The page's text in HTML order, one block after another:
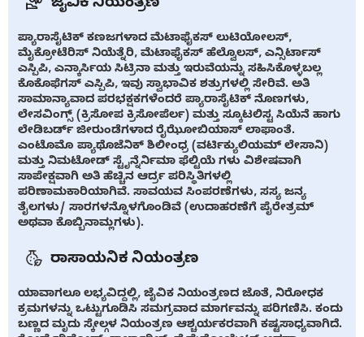
ಪ್ಯಾರಾಸೈಟಿಕ್ ಕಣಜಗಳಾದ ಮೆಟಾಫೈಕಸ್ ಲುಟಿಯೋಲಸ್,
ಮೈಕ್ರೋಟೆರಿಸ್ ನಿಯೆತ್ನೆರಿ, ಮೆಟಾಫೈಕಸ್ ಹೆಲ್ವೊಲಸ್, ಎನ್ಸಿರ್ಟಾಸ್
ಎಸ್ಪಿಪಿ, ಎನ್ಕಾರ್ಸಿಯ ಸಿಟ್ರಿನಾ ಮತ್ತು ಇರುವೆಯನ್ನು ಸಹಿಸಿಕೊಳ್ಳಬಲ್ಲ
ಕೊಕೊಫೆಗಸ್ ಎಸ್ಪಿಪಿ, ಇವು ಸ್ವಾಭಾವಿಕ ಶತ್ರುಗಳಲ್ಲಿ ಸೇರಿವೆ. ಅತಿ
ಸಾಮಾನ್ಯಾವಾದ ಪರಭಕ್ಷಕಗಳೆಂದರೆ ಪ್ಯಾರಾಸೈಟಿಕ್ ನೊಣಗಳು,
ಲೇಸವಿಂಗ್ಸ್ (ಕ್ರಿಸೋಪ ಕ್ರಿಸೋಪೆರ್ಲ) ಮತ್ತು ಸ್ಕೂಟಲಿಸ್ಟ ಸಿಯೆನೆ ಹಾಗು
ಲೇಡಿಬರ್ಡ್ ಜೀರುಂಡೆಗಳಾದ ರೈಝೋಬಿಯಾಸ್ ಲಾಫಾಂತೆ.
ಎಂಟೊಮೊ ಪ್ಯಾಥೊಜೆನಿಕ್ ಶಿಲೀಂಧ್ರ (ವರ್ಟಿಕ್ಯುಲಿಯಮ್ ಲೇಸಾನಿ)
ಮತ್ತು ನಿಮಟೋಡ್ ಸ್ಟೈನ್ನೆರ್ನಿಮಾ ಫೆಲ್ಟಿಯೆ ಗಳು ವಿಶೇಷವಾಗಿ
ಸಾಪೇಕ್ಷವಾಗಿ ಅತಿ ಹೆಚ್ಚಿನ ಆರ್ದ್ರ ಪರಿಸ್ಥಿತಿಗಳಲ್ಲಿ
ಪರಿಣಾಮಕಾರಿಯಾಗಿವೆ. ಸಾವಯವ ಸಿಂಪರಣೆಗಳು, ಸಸ್ಯ ಜನ್ಯ
ತೈಲಗಳು/ ಸಾರಗಳನ್ನೊಳಗೊಂಡಿವೆ (ಉದಾಹರಣೆಗೆ ಪೈರೇತ್ರಮ್
ಅಥವಾ ಕೊಬ್ಬಿನಾಮ್ಲಗಳು).
ರಾಸಾಯನಿಕ ನಿಯಂತ್ರಣ
ಯಾವಾಗಲೂ ಲಭ್ಯವಿದ್ದಲ್ಲಿ, ಜೈವಿಕ ನಿಯಂತ್ರಣದ ಜೊತೆ, ನಿರೋಧಕ
ಕ್ರಮಗಳನ್ನು ಒಟ್ಟುಗೂಡಿಸಿ ಸಮಗ್ರವಾದ ಮಾರ್ಗವನ್ನು ಪರಿಗಣಿಸಿ. ಕಂದು
ಬಣ್ಣದ ಮೃದು ಸ್ಕೇಲ್ಗಳ ನಿಯಂತ್ರಣ ಆಶ್ಚರ್ಯಕರವಾಗಿ ಕಷ್ಟಸಾಧ್ಯವಾಗಿದೆ.